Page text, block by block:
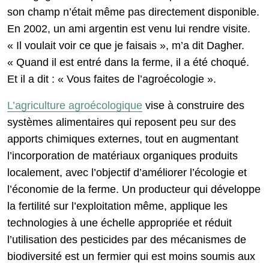
son champ n’était même pas directement disponible.
En 2002, un ami argentin est venu lui rendre visite.
« Il voulait voir ce que je faisais », m’a dit Dagher.
« Quand il est entré dans la ferme, il a été choqué.
Et il a dit : « Vous faites de l’agroécologie ».
L’agriculture agroécologique vise à construire des
systèmes alimentaires qui reposent peu sur des
apports chimiques externes, tout en augmentant
l’incorporation de matériaux organiques produits
localement, avec l’objectif d’améliorer l’écologie et
l’économie de la ferme. Un producteur qui développe
la fertilité sur l’exploitation même, applique les
technologies à une échelle appropriée et réduit
l’utilisation des pesticides par des mécanismes de
biodiversité est un fermier qui est moins soumis aux